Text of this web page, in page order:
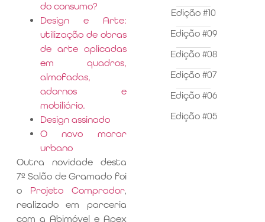
Edição #10
Edição #09
Edição #08
Edição #07
Edição #06
Edição #05
do consumo?
Design e Arte:
utilização de obras
de arte aplicadas
em quadros,
almofadas,
adornos e
mobiliário.
Design assinado
O novo morar
urbano
Outra novidade desta
7º Salão de Gramado foi
o Projeto Comprador,
realizado em parceria
com a Abimóvel e Apex